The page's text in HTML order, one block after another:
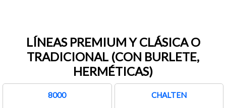
LÍNEAS PREMIUM Y CLÁSICA O
TRADICIONAL (CON BURLETE,
HERMÉTICAS)
8000 CHALTEN